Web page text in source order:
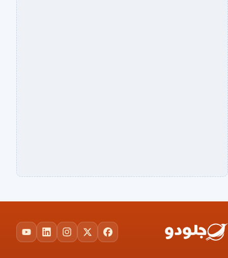
Facebook
X
Instagram
LinkedIn
YouTube